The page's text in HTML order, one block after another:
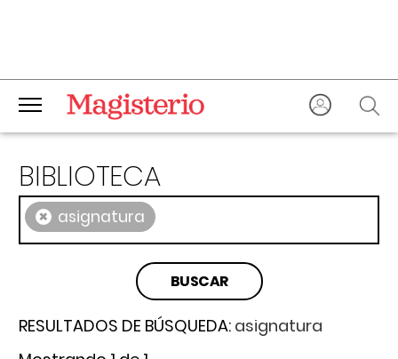
BIBLIOTECA
× asignatura
RESULTADOS DE BÚSQUEDA: asignatura